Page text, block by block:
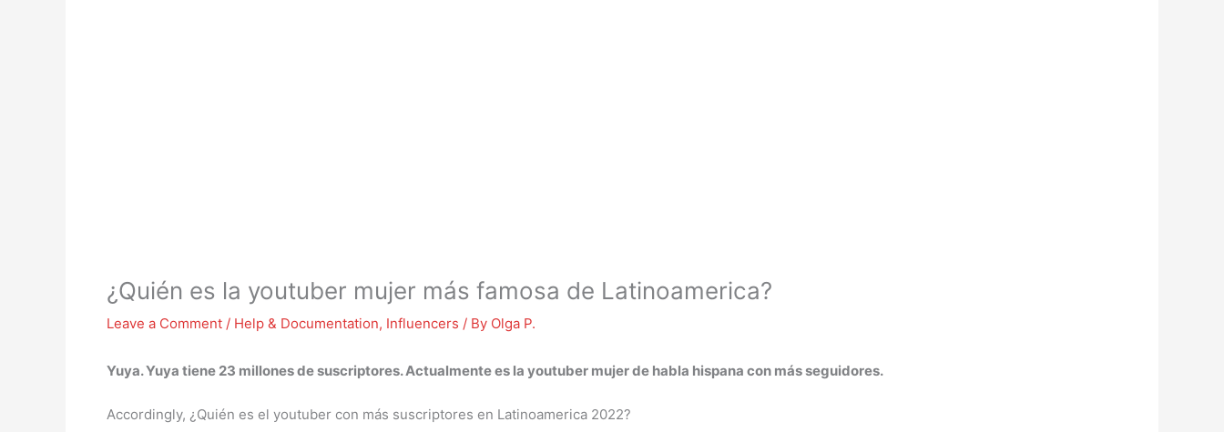
¿Quién es la youtuber mujer más famosa de Latinoamerica?
Leave a Comment / Help & Documentation, Influencers / By Olga P.
Yuya. Yuya tiene 23 millones de suscriptores. Actualmente es la youtuber mujerde habla hispana con másseguidores.
Accordingly, ¿Quién es el youtuber con más suscriptores en Latinoamerica 2022?